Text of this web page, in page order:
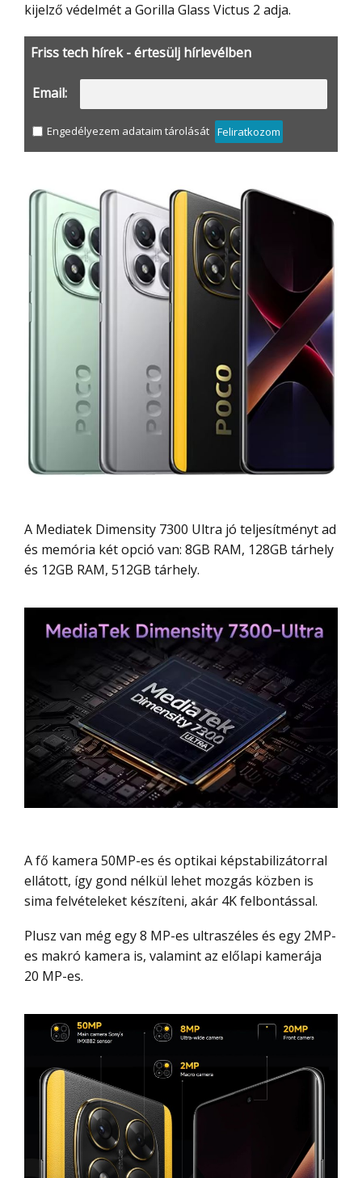
kijelző védelmét a Gorilla Glass Victus 2 adja.
Friss tech hírek - értesülj hírlevélben
Email:
Engedélyezem adataim tárolását Feliratkozom
A Mediatek Dimensity 7300 Ultra jó teljesítményt ad
és memória két opció van: 8GB RAM, 128GB tárhely
és 12GB RAM, 512GB tárhely.
A fő kamera 50MP-es és optikai képstabilizátorral
ellátott, így gond nélkül lehet mozgás közben is
sima felvételeket készíteni, akár 4K felbontással.
Plusz van még egy 8 MP-es ultraszéles és egy 2MP-
es makró kamera is, valamint az előlapi kamerája
20 MP-es.